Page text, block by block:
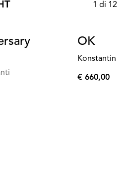
1 di 12
OK
Konstantin
€
€ 660,00